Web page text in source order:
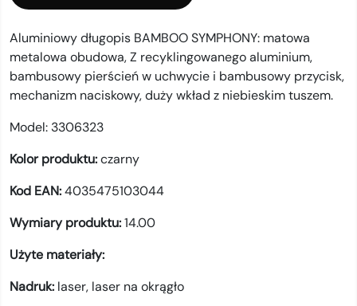
Aluminiowy długopis BAMBOO SYMPHONY: matowa
metalowa obudowa, Z recyklingowanego aluminium,
bambusowy pierścień w uchwycie i bambusowy przycisk,
mechanizm naciskowy, duży wkład z niebieskim tuszem.
Model: 3306323
Kolor produktu:czarny
Kod EAN:4035475103044
Wymiary produktu:14.00
Użyte materiały:
Nadruk: laser, laser na okrągło